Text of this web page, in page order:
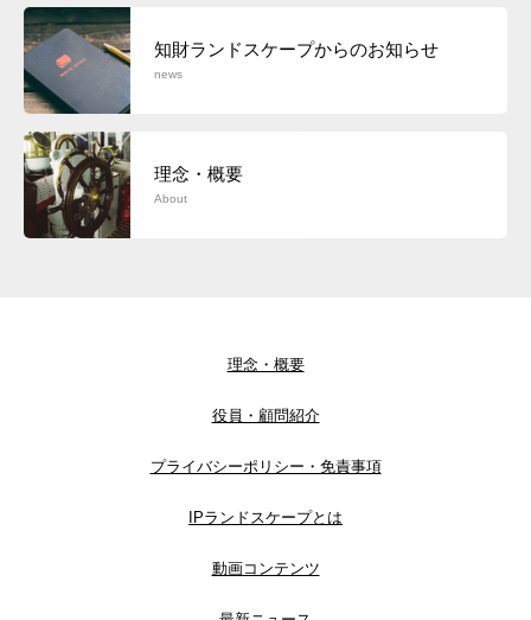
知財ランドスケープからのお知らせ
news
理念・概要
About
理念・概要
役員・顧問紹介
プライバシーポリシー・免責事項
IPランドスケープとは
動画コンテンツ